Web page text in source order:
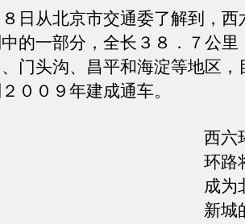
从北京市交通委了解到，西
的一部分，全长３８．７公里
门头沟、昌平和海淀等地区，
００９年建成通车。
西六
环路
成为
新城